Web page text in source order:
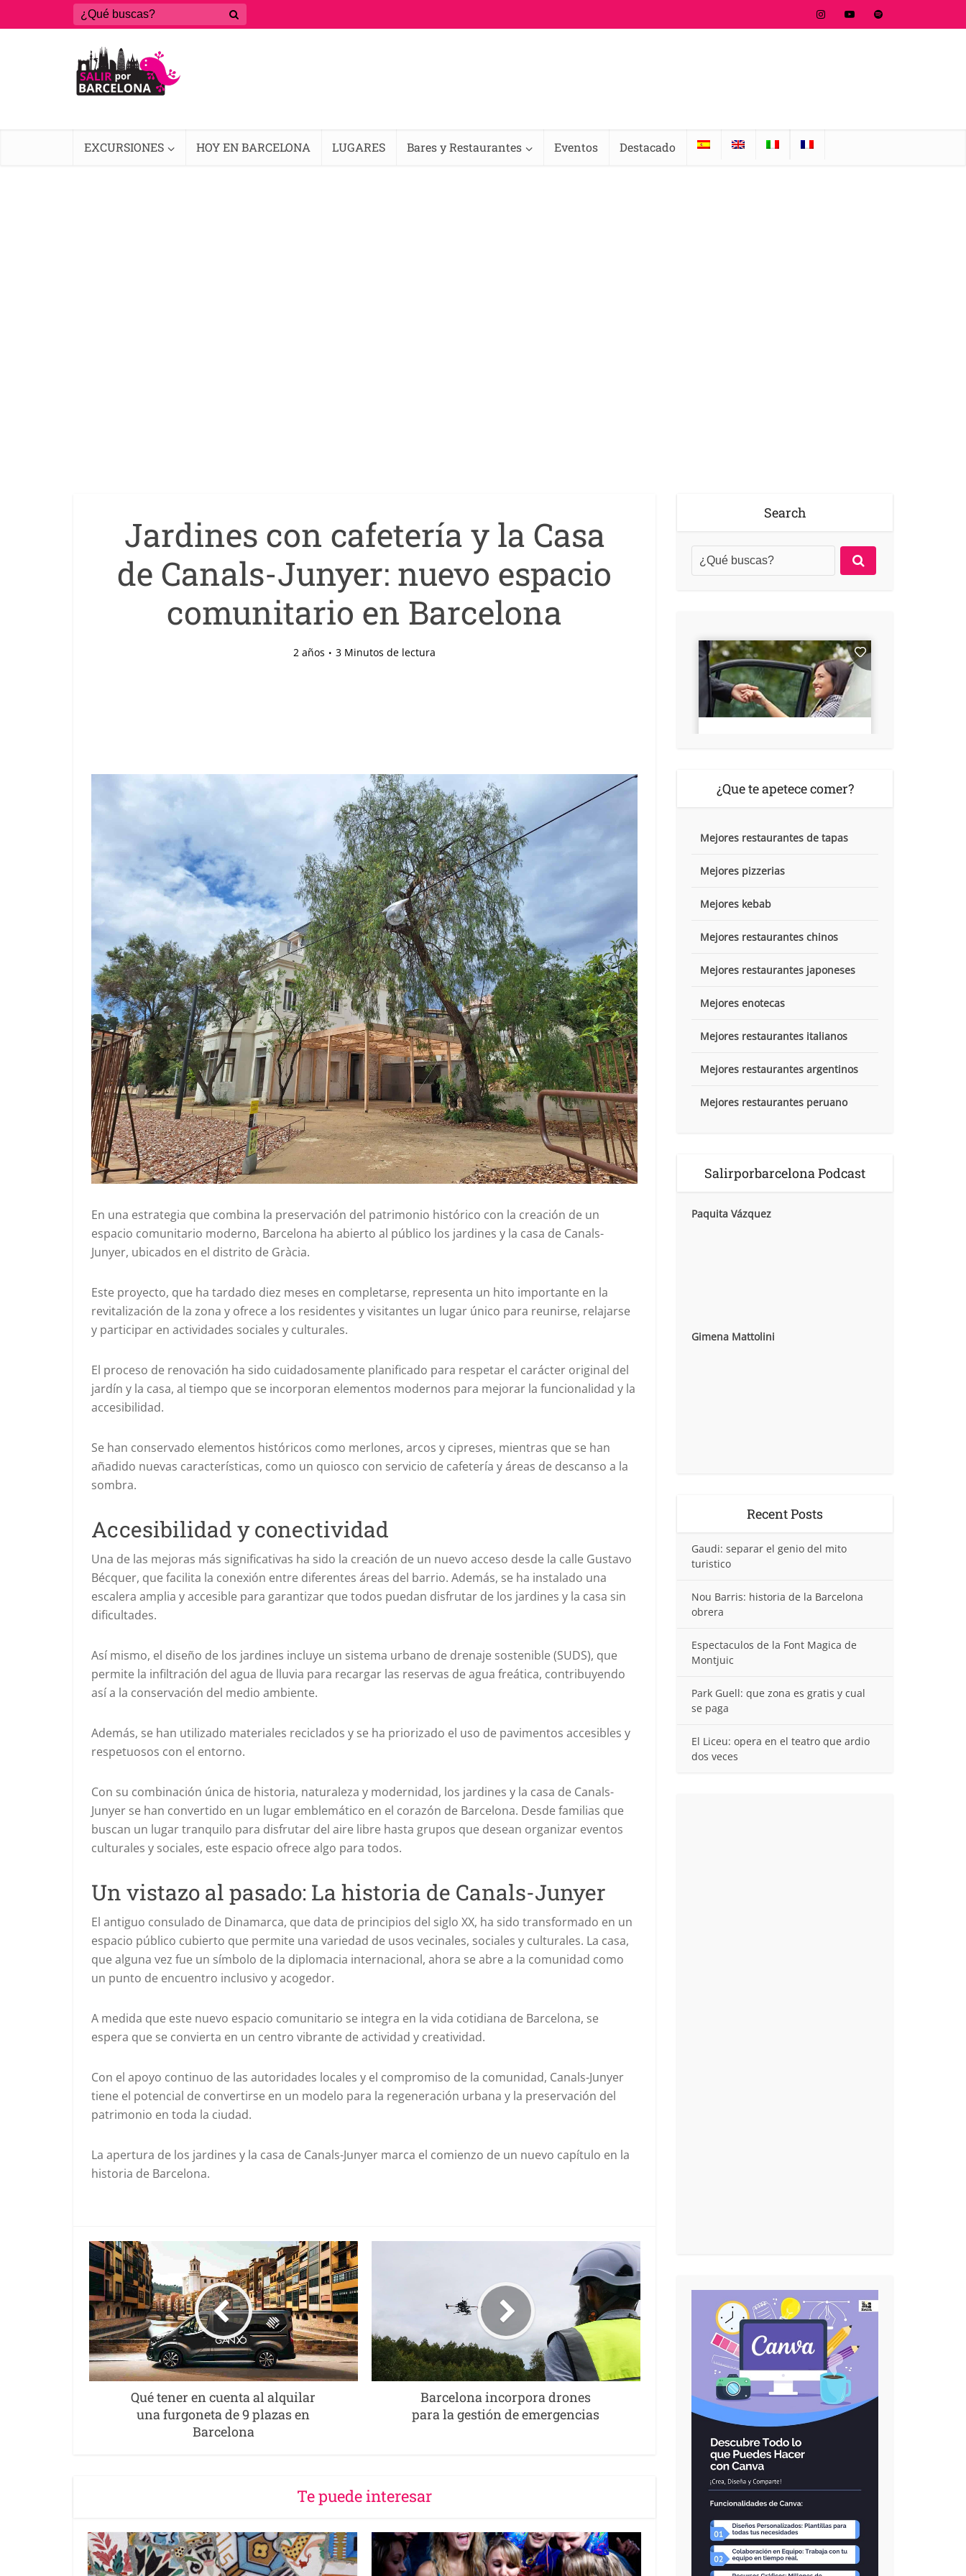
EXCURSIONES HOY EN BARCELONA LUGARES Bares y Restaurantes Eventos Destacado
Jardines con cafetería y la Casa
de Canals-Junyer: nuevo espacio
comunitario en Barcelona
2 años 3 Minutos de lectura
En una estrategia que combina la preservación del patrimonio histórico con la creación de un
espacio comunitario moderno, Barcelona ha abierto al público los jardines y la casa de Canals-
Junyer, ubicados en el distrito de Gràcia.
Este proyecto, que ha tardado diez meses en completarse, representa un hito importante en la
revitalización de la zona y ofrece a los residentes y visitantes un lugar único para reunirse, relajarse
y participar en actividades sociales y culturales.
El proceso de renovación ha sido cuidadosamente planificado para respetar el carácter original del
jardín y la casa, al tiempo que se incorporan elementos modernos para mejorar la funcionalidad y la
accesibilidad.
Se han conservado elementos históricos como merlones, arcos y cipreses, mientras que se han
añadido nuevas características, como un quiosco con servicio de cafetería y áreas de descanso a la
sombra.
Accesibilidad y conectividad
Una de las mejoras más significativas ha sido la creación de un nuevo acceso desde la calle Gustavo
Bécquer, que facilita la conexión entre diferentes áreas del barrio. Además, se ha instalado una
escalera amplia y accesible para garantizar que todos puedan disfrutar de los jardines y la casa sin
dificultades.
Así mismo, el diseño de los jardines incluye un sistema urbano de drenaje sostenible (SUDS), que
permite la infiltración del agua de lluvia para recargar las reservas de agua freática, contribuyendo
así a la conservación del medio ambiente.
Además, se han utilizado materiales reciclados y se ha priorizado el uso de pavimentos accesibles y
respetuosos con el entorno.
Con su combinación única de historia, naturaleza y modernidad, los jardines y la casa de Canals-
Junyer se han convertido en un lugar emblemático en el corazón de Barcelona. Desde familias que
buscan un lugar tranquilo para disfrutar del aire libre hasta grupos que desean organizar eventos
culturales y sociales, este espacio ofrece algo para todos.
Un vistazo al pasado: La historia de Canals-Junyer
El antiguo consulado de Dinamarca, que data de principios del siglo XX, ha sido transformado en un
espacio público cubierto que permite una variedad de usos vecinales, sociales y culturales. La casa,
que alguna vez fue un símbolo de la diplomacia internacional, ahora se abre a la comunidad como
un punto de encuentro inclusivo y acogedor.
A medida que este nuevo espacio comunitario se integra en la vida cotidiana de Barcelona, se
espera que se convierta en un centro vibrante de actividad y creatividad.
Con el apoyo continuo de las autoridades locales y el compromiso de la comunidad, Canals-Junyer
tiene el potencial de convertirse en un modelo para la regeneración urbana y la preservación del
patrimonio en toda la ciudad.
La apertura de los jardines y la casa de Canals-Junyer marca el comienzo de un nuevo capítulo en la
historia de Barcelona.
Qué tener en cuenta al alquilar
una furgoneta de 9 plazas en
Barcelona
Barcelona incorpora drones
para la gestión de emergencias
Te puede interesar
Search
¿Que te apetece comer?
Mejores restaurantes de tapas
Mejores pizzerias
Mejores kebab
Mejores restaurantes chinos
Mejores restaurantes japoneses
Mejores enotecas
Mejores restaurantes italianos
Mejores restaurantes argentinos
Mejores restaurantes peruano
Salirporbarcelona Podcast
Paquita Vázquez
Gimena Mattolini
Recent Posts
Gaudi: separar el genio del mito
turistico
Nou Barris: historia de la Barcelona
obrera
Espectaculos de la Font Magica de
Montjuic
Park Guell: que zona es gratis y cual
se paga
El Liceu: opera en el teatro que ardio
dos veces